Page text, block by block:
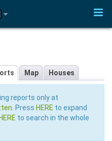
Map Houses
reports only at
. Press HERE to expand
HERE to search in the whole